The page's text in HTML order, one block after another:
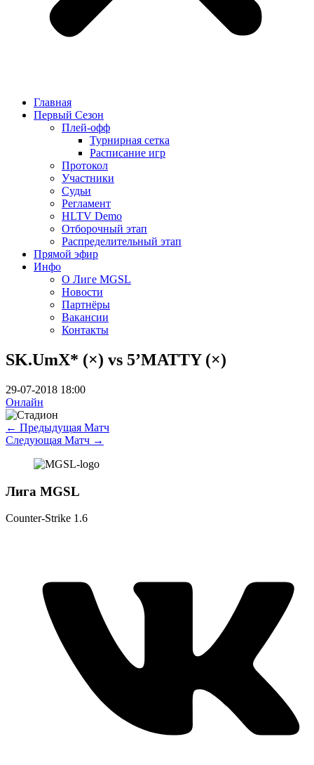
Главная
Первый Сезон
Плей-офф
Турнирная сетка
Расписание игр
Протокол
Участники
Судьи
Регламент
HLTV Demo
Отборочный этап
Распределительный этап
Прямой эфир
Инфо
О Лиге MGSL
Новости
Партнёры
Вакансии
Контакты
SK.UmX* (×) vs 5’MATTY (×)
29-07-2018 18:00
Онлайн
← Предыдущая Матч
Следующая Матч →
Лига MGSL
Counter-Strike 1.6